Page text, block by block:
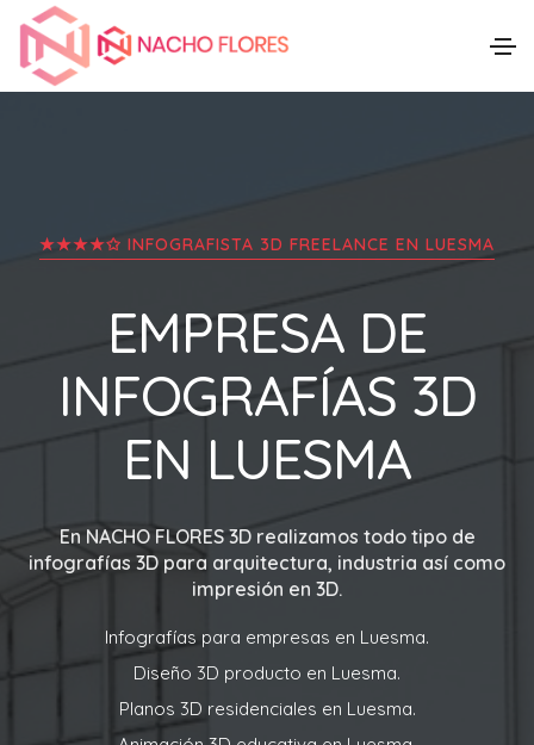
★★★★✩ INFOGRAFISTA 3D FREELANCE EN LUESMA
EMPRESA DE
INFOGRAFÍAS 3D
EN LUESMA
En NACHO FLORES 3Drealizamos todo tipo de
infografías 3D para arquitectura, industria así como
impresión en 3D.
Infografías para empresas en Luesma.
Diseño 3D producto en Luesma.
Planos 3D residenciales en Luesma.